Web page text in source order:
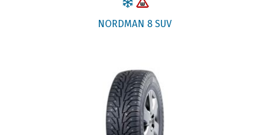
NORDMAN 8 SUV